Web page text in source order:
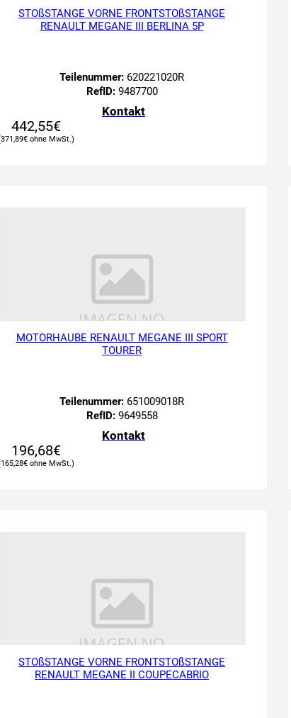
STOßSTANGE VORNE FRONTSTOßSTANGE
RENAULT MEGANE III BERLINA 5P
Teilenummer: 620221020R
RefID:9487700
Kontakt
442,55€
371,89€
MOTORHAUBE RENAULT MEGANE III SPORT
TOURER
Teilenummer: 651009018R
RefID:9649558
Kontakt
196,68€
165,28€
STOßSTANGE VORNE FRONTSTOßSTANGE
RENAULT MEGANE II COUPECABRIO